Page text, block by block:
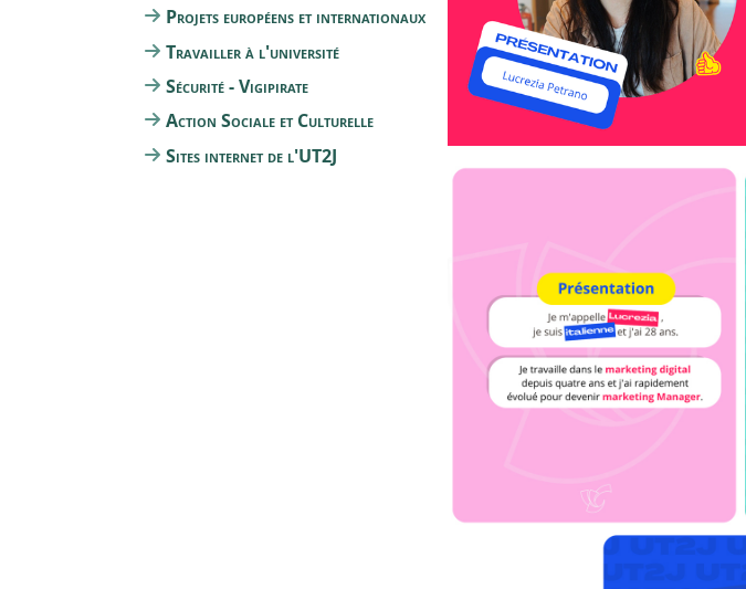
Projets européens et internationaux
Travailler à l'université
Sécurité - Vigipirate
Action Sociale et Culturelle
Sites internet de l'UT2J